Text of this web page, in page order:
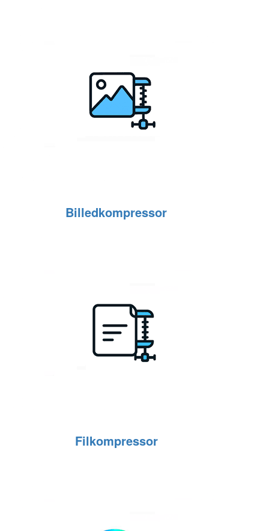
Billedkompressor
Filkompressor